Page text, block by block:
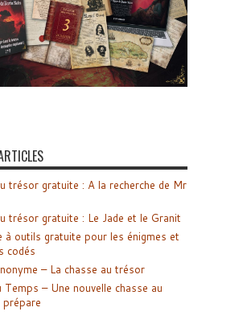
trésor gratuite : A la recherche de Mr
trésor gratuite : Le Jade et le Granit
à outils gratuite pour les énigmes et
codés
– La chasse au trésor
Temps – Une nouvelle chasse au